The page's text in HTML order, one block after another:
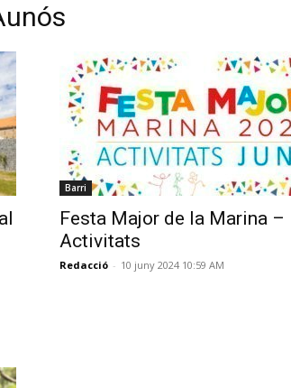
Barri
Festa Major de la Marina –
Activitats
Redacció - 10 juny 2024 10:59 AM